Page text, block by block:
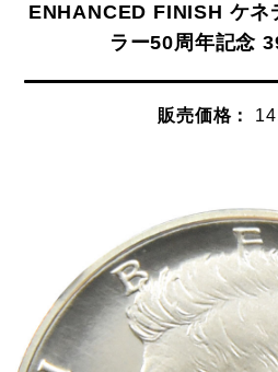
ENHANCED FINISH ケネ
ラー50周年記念
販売価格：